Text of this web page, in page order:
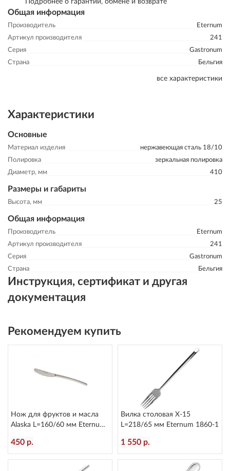
Общая информация
Производитель
Eternum
Артикул производителя
241
Серия
Gastronum
Страна
Бельгия
все характеристики
Подробнее о гарантии, обмене и возврате
Характеристики
Основные
Материал изделия
нержавеющая сталь 18/10
Полировка
зеркальная полировка
Диаметр, мм
410
Размеры и габариты
Высота, мм 25
Общая информация
Производитель
Eternum
Артикул производителя
241
Серия
Gastronum
Страна
Бельгия
Инструкция, сертификат и другая
документация
Рекомендуем купить
Нож для фруктов и масла
Alaska L=160/60 мм Eternum
450 р.
Вилка столовая X-15
L=218/65 мм Eternum 1860-1
1 550 р.